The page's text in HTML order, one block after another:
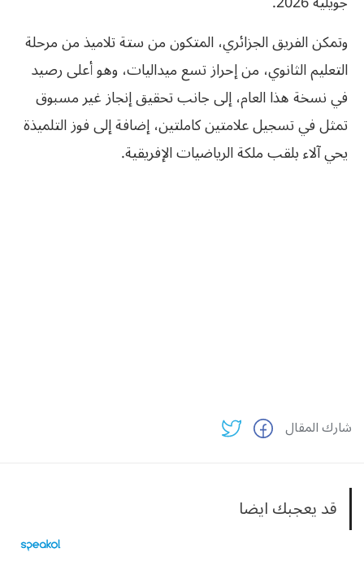
وتمكن الفريق الجزائري، المتكون من ستة تلاميذ من مرحلة
التعليم الثانوي، من إحراز تسع ميداليات، وهو أعلى رصيد
في نسخة هذا العام، إلى جانب تحقيق إنجاز غير مسبوق
تمثل في تسجيل علامتين كاملتين، إضافة إلى فوز التلميذة
يحي آلاء بلقب ملكة الرياضيات الإفريقية.
شارك المقال
قد يعجبك ايضا